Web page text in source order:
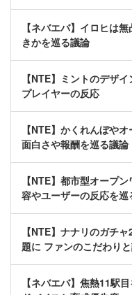
【ネバエバ】イロヒは
きかを巡る議論
【NTE】ミントのデザ
プレイヤーの反応
【NTE】かくれんぼや
面白さや報酬を巡る議論
【NTE】都市型オープ
容やユーザーの反応を巡
【NTE】ナナリのガチ
題に ファンのこだわり
【ネバエバ】焦熱11駅